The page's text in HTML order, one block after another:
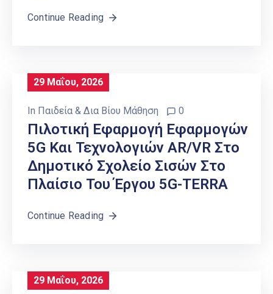
Continue Reading
29 Μαΐου, 2026
In Παιδεία & Δια Βίου Μάθηση 0
Πιλοτική Εφαρμογή Εφαρμογών
5G Και Τεχνολογιών AR/VR Στο
Δημοτικό Σχολείο Σισών Στο
Πλαίσιο Του Έργου 5G-TERRA
Continue Reading
29 Μαΐου, 2026